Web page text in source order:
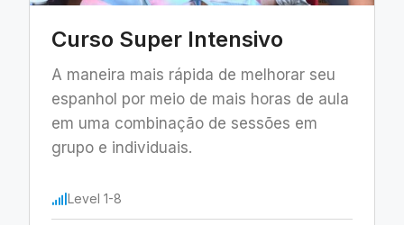
Curso Super Intensivo
A maneira mais rápida de melhorar seu
espanhol por meio de mais horas de aula
em uma combinação de sessões em
grupo e individuais.
Level 1-8